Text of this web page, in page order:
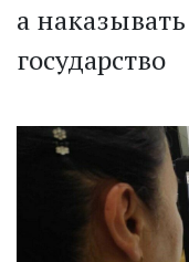
а
государство